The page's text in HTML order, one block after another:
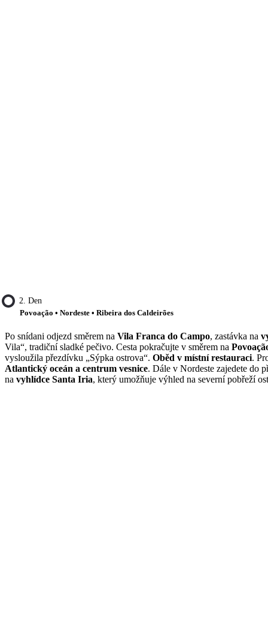
2. Den
Povoação • Nordeste • Ribeira dos Caldeirões
Po snídani odjezd směrem na Vila Franca do Campo, zastávka na
Vila“, tradiční sladké pečivo. Cesta pokračujte v směrem na
vysloužila přezdívku „Sýpka ostrova“. Oběd v místní restauraci.
Atlantický oceán a centrum vesnice. Dále v Nordeste zajedete do
na vyhlídce Santa Iria, který umožňuje výhled na severní pobřeží